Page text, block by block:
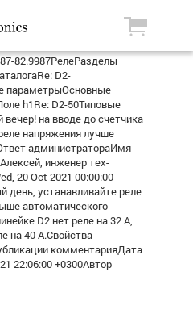
82.9987РелеРазделы
D2-
параметрыОсновные
h1Re: D2-50Типовые
на вводе до счетчика
напряжения лучше
администратораИмя
инженер тех-
20 Oct 2021 00:00:00
день, устанавливайте реле
автоматического
D2 нет реле на 32 А,
на 40 А.Свойства
комментарияДата
22:06:00 +0300Автор